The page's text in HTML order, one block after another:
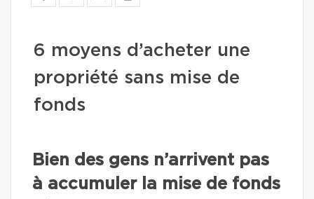
6 moyens d’acheter une
propriété sans mise de
fonds
Bien des gens n’arrivent pas
à accumuler la mise de fonds